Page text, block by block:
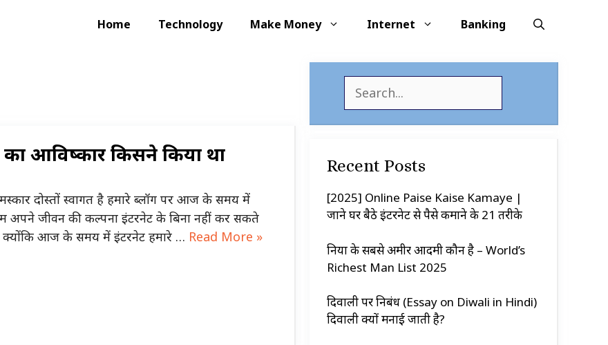
Home Technology Make Money Internet Banking
आविष्कार किसने किया था
दोस्तों स्वागत है हमारे ब्लॉग पर आज के समय में
अपने जीवन की कल्पना इंटरनेट के बिना नहीं कर सकते
क्योंकि आज के समय में इंटरनेट हमारे … Read More »
h
Recent Posts
[2025] Online Paise Kaise Kamaye |
जाने घर बैठे इंटरनेट से पैसे कमाने के 21 तरीके
दुनिया के सबसे अमीर आदमी कौन है – World’s
Richest Man List 2025
दिवाली पर निबंध (Essay on Diwali in Hindi)
दिवाली क्यों मनाई जाती है?